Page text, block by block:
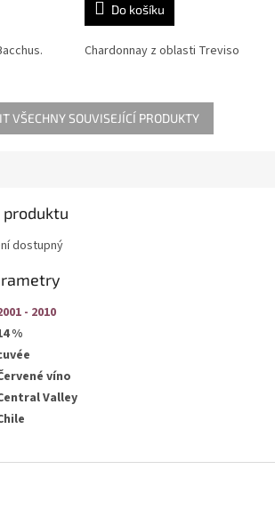
Do košíku
Chardonnay z oblasti Treviso
VŠECHNY SOUVISEJÍCÍ PRODUKTY
produktu
dostupný
- 2010
%
víno
Valley